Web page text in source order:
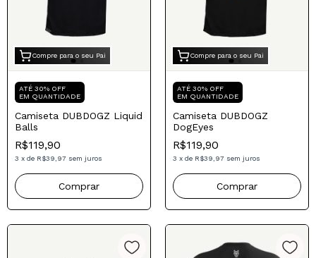
Compre para o seu Pai
ATÉ 30% OFF
EM QUANTIDADE
Camiseta DUBDOGZ Liquid
Balls
R$119,90
3 x de R$39,97 sem juros
Comprar
Compre para o seu Pai
ATÉ 30% OFF
EM QUANTIDADE
Camiseta DUBDOGZ
DogEyes
R$119,90
3 x de R$39,97 sem juros
Comprar